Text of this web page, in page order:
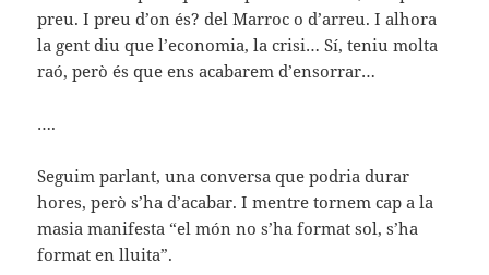
preu. I preu d’on és? del Marroc o d’arreu. I alhora
la gent diu que l’economia, la crisi… Sí, teniu molta
raó, però és que ens acabarem d’ensorrar…
….
Seguim parlant, una conversa que podria durar
hores, però s’ha d’acabar. I mentre tornem cap a la
masia manifesta “el món no s’ha format sol, s’ha
format en lluita”.